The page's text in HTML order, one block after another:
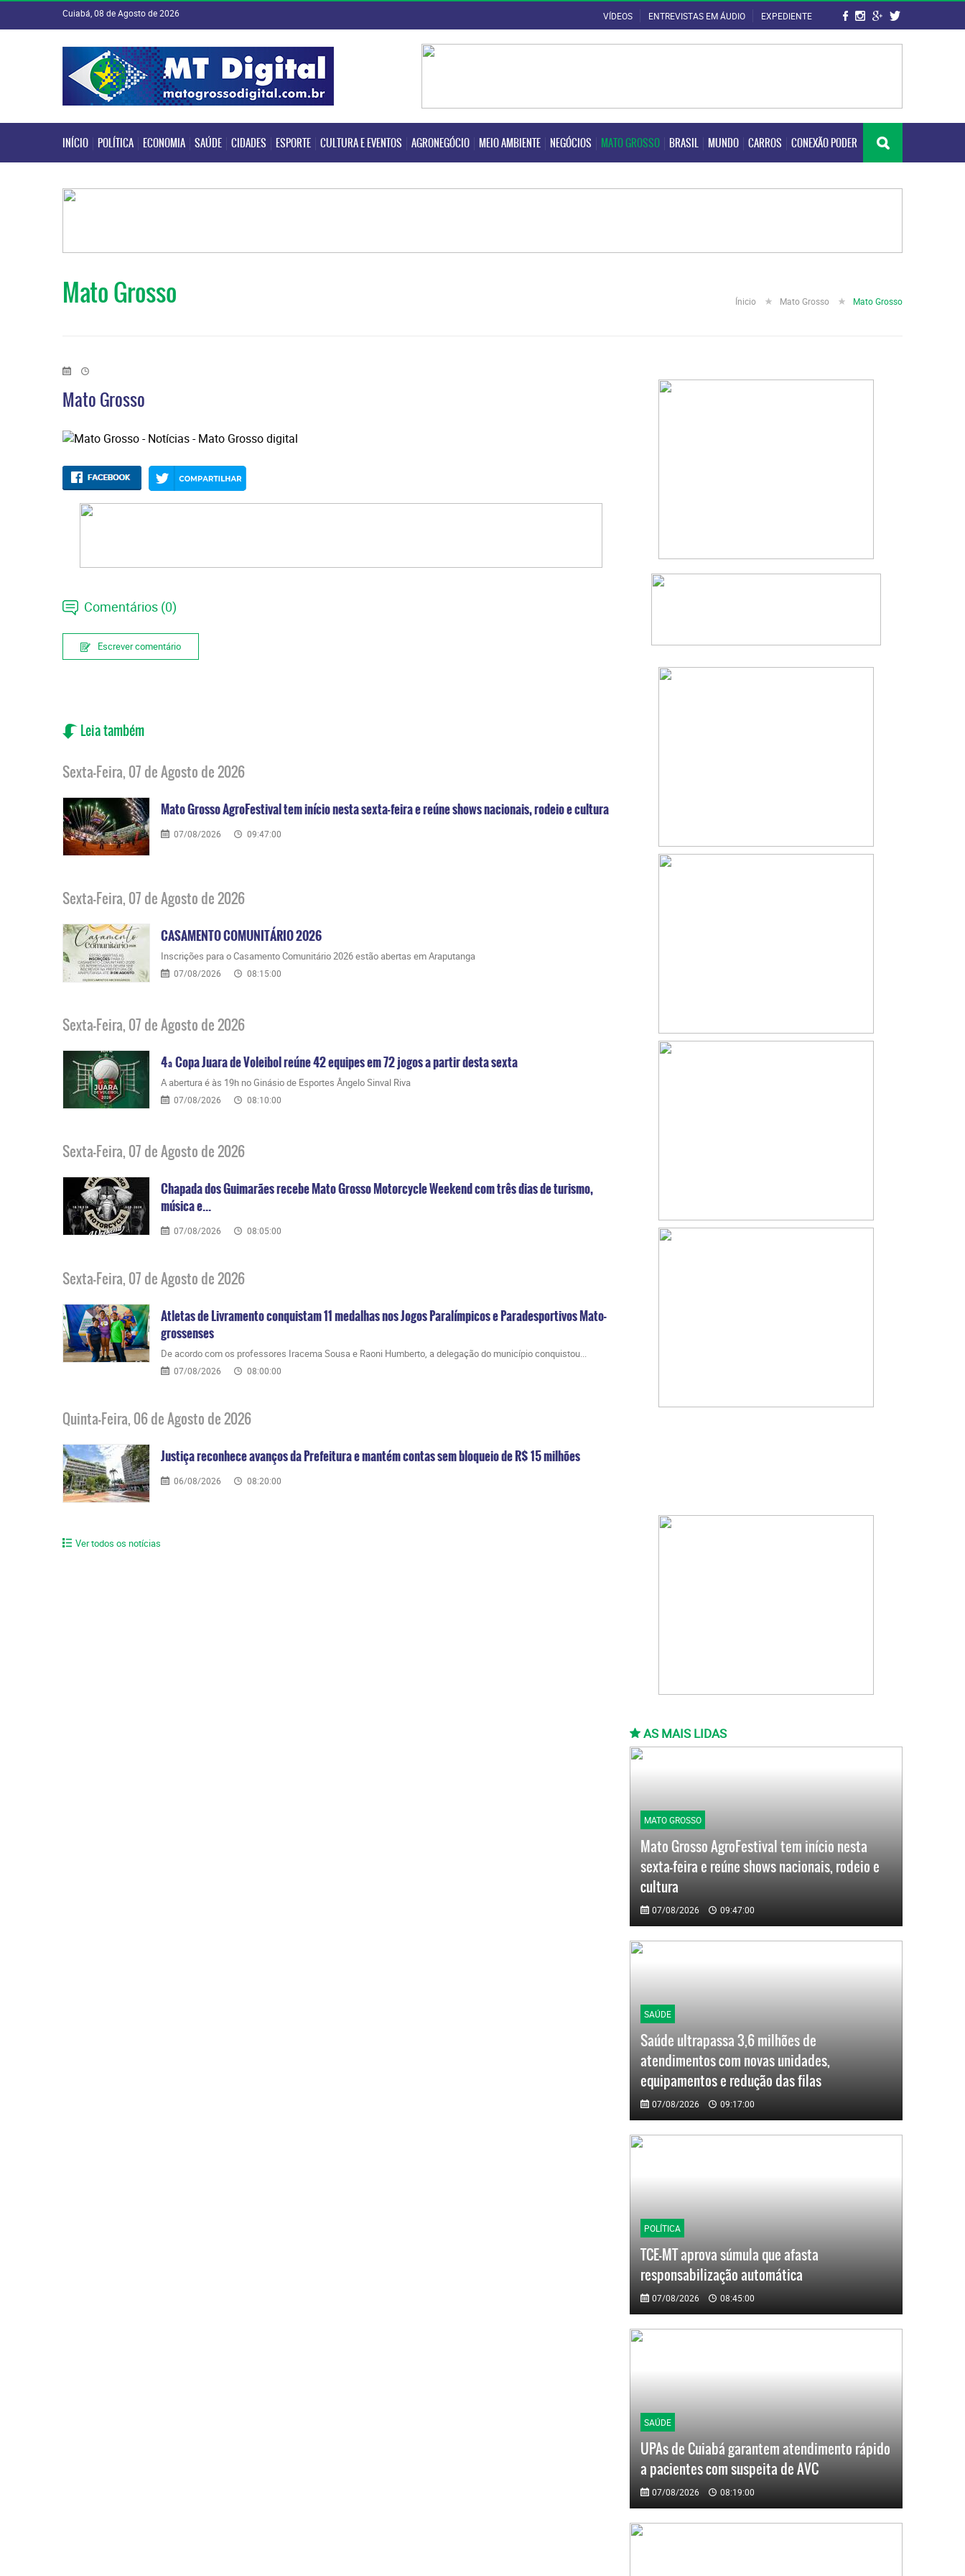
Cuiabá, 08 de Agosto de 2026 VÍDEOS ENTREVISTAS EM ÁUDIO EXPEDIENTE
INÍCIO POLÍTICA ECONOMIA SAÚDE CIDADES ESPORTE CULTURA E EVENTOS AGRONEGÓCIO MEIO AMBIENTE NEGÓCIOS MATO GROSSO BRASIL MUNDO CARROS CONEXÃO PODER
INÍCIO POLÍTICA ECONOMIA MATO GROSSO BRASIL MUNDO CARROS CONEXÃO PODER
Mato Grosso Ínicio Mato Grosso Mato Grosso
Mato Grosso
Comentários (0)
Escrever comentário
Leia também
Sexta-Feira, 07 de Agosto de 2026
Mato Grosso AgroFestival tem início nesta sexta-feira e reúne shows nacionais, rodeio e cultura
07/08/2026 09:47:00
Sexta-Feira, 07 de Agosto de 2026
CASAMENTO COMUNITÁRIO 2026
​Inscrições para o Casamento Comunitário 2026 estão abertas em Araputanga
07/08/2026 08:15:00
Sexta-Feira, 07 de Agosto de 2026
4ª Copa Juara de Voleibol reúne 42 equipes em 72 jogos a partir desta sexta
​A abertura é às 19h no Ginásio de Esportes Ângelo Sinval Riva
07/08/2026 08:10:00
Sexta-Feira, 07 de Agosto de 2026
Chapada dos Guimarães recebe Mato Grosso Motorcycle Weekend com três dias de turismo,
música e...
07/08/2026 08:05:00
Sexta-Feira, 07 de Agosto de 2026
Atletas de Livramento conquistam 11 medalhas nos Jogos Paralímpicos e Paradesportivos Mato-
grossenses
​De acordo com os professores Iracema Sousa e Raoni Humberto, a delegação do município conquistou...
07/08/2026 08:00:00
Quinta-Feira, 06 de Agosto de 2026
Justiça reconhece avanços da Prefeitura e mantém contas sem bloqueio de R$ 15 milhões
06/08/2026 08:20:00
Ver todos os notícias
AS MAIS LIDAS
MATO GROSSO
Mato Grosso AgroFestival tem início nesta
sexta-feira e reúne shows nacionais, rodeio e
cultura
07/08/2026 09:47:00
SAÚDE
Saúde ultrapassa 3,6 milhões de
atendimentos com novas unidades,
equipamentos e redução das filas
07/08/2026 09:17:00
POLÍTICA
TCE-MT aprova súmula que afasta
responsabilização automática
07/08/2026 08:45:00
SAÚDE
UPAs de Cuiabá garantem atendimento rápido
a pacientes com suspeita de AVC
07/08/2026 08:19:00